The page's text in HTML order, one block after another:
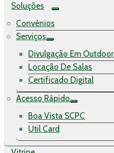
Soluções
Convênios
Serviços
Divulgação Em Outdoor
Locação De Salas
Certificado Digital
Acesso Rápido
Boa Vista SCPC
Util Card